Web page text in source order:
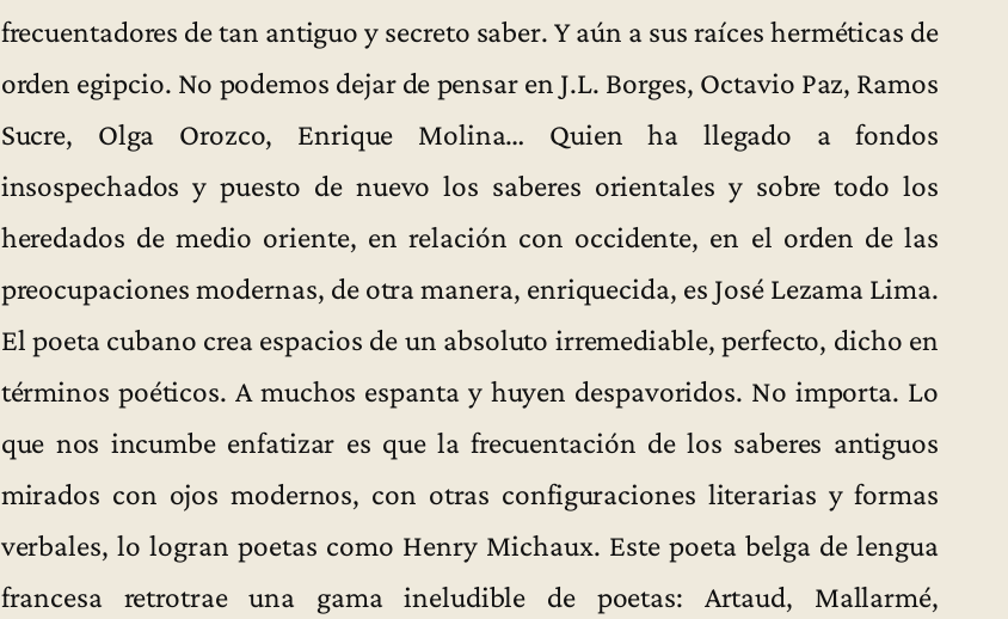
frecuentadores de tan antiguo y secreto saber. Y aún a sus raíces herméticas de
orden egipcio. No podemos dejar de pensar en J.L. Borges, Octavio Paz, Ramos
Sucre, Olga Orozco, Enrique Molina… Quien ha llegado a fondos
insospechados y puesto de nuevo los saberes orientales y sobre todo los
heredados de medio oriente, en relación con occidente, en el orden de las
preocupaciones modernas, de otra manera, enriquecida, es José Lezama Lima.
El poeta cubano crea espacios de un absoluto irremediable, perfecto, dicho en
términos poéticos. A muchos espanta y huyen despavoridos. No importa. Lo
que nos incumbe enfatizar es que la frecuentación de los saberes antiguos
mirados con ojos modernos, con otras configuraciones literarias y formas
verbales, lo logran poetas como Henry Michaux. Este poeta belga de lengua
francesa retrotrae una gama ineludible de poetas: Artaud, Mallarmé,